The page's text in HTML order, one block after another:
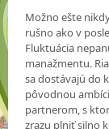
Možno ešte
rušno ako v
Fluktuácia
manažmentu.
sa dostávajú do
pôvodnou
partnerom, s
zrazu plniť silno